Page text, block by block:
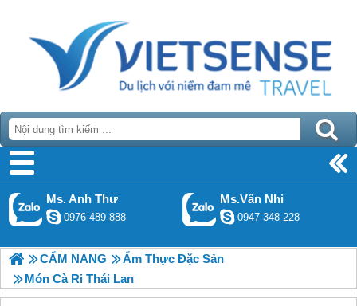
Ms. Anh Thư
0976 489 888
Ms.Vân Nhi
0947 348 228
CẨM NANG
Ẩm Thực Đặc Sản
Món Cà Ri Thái Lan